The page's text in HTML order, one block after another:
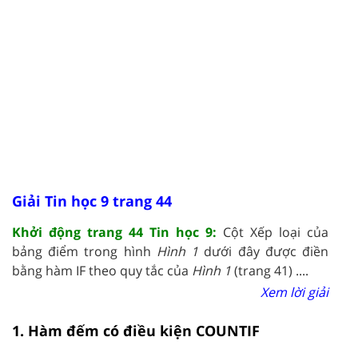
Giải Tin học 9 trang 44
Khởi động trang 44 Tin học 9: Cột Xếp loại của
bảng điểm trong hình Hình 1 dưới đây được điền
bằng hàm IF theo quy tắc của Hình 1(trang 41) ....
Xem lời giải
1. Hàm đếm có điều kiện COUNTIF